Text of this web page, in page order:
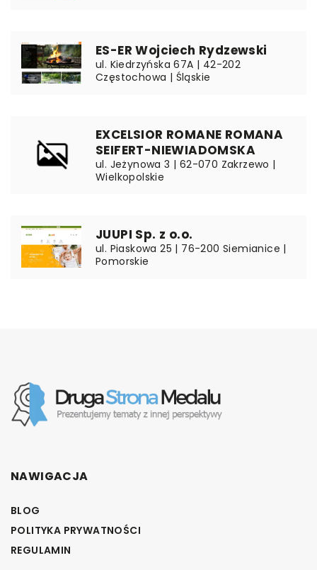
ES-ER Wojciech Rydzewski
ul. Kiedrzyńska 67A | 42-202
Częstochowa | Śląskie
EXCELSIOR ROMANE ROMANA
SEIFERT-NIEWIADOMSKA
ul. Jeżynowa 3 | 62-070 Zakrzewo |
Wielkopolskie
JUUPI Sp. z o.o.
ul. Piaskowa 25 | 76-200 Siemianice |
Pomorskie
NAWIGACJA
BLOG
POLITYKA PRYWATNOŚCI
REGULAMIN